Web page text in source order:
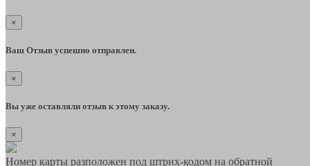
×
Ваш Отзыв успешно отправлен.
×
Вы уже оставляли отзыв к этому заказу.
×
Номер карты разположен под штрих-кодом на обратной